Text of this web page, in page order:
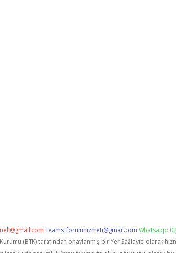
Teams:forumhizmeti@gmail.com Whatsapp:
(BTK) tarafından onaylanmış bir Yer Sağlayıcı